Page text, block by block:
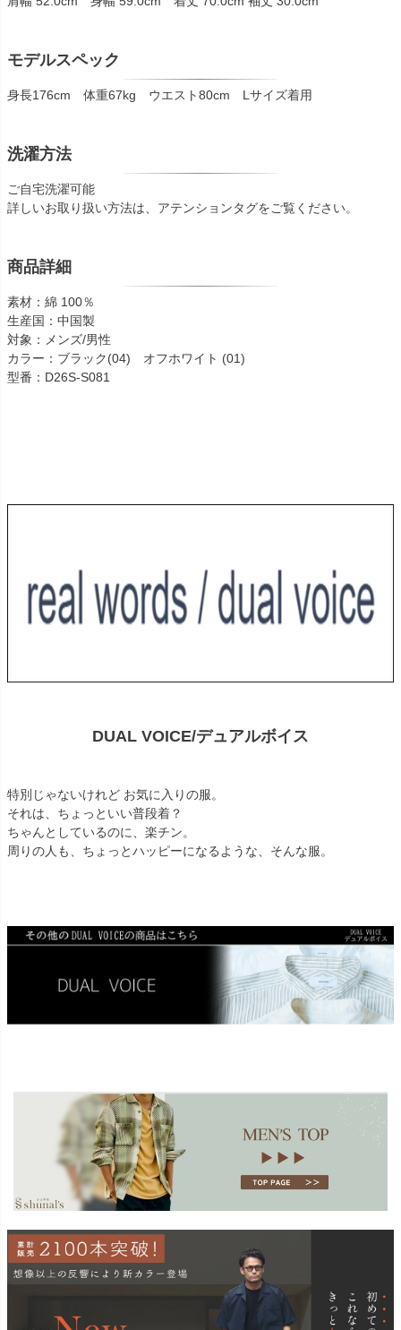
モデルスペック
身長176cm 体重67kg ウエスト80cm Lサイズ着用
洗濯方法
ご自宅洗濯可能
詳しいお取り扱い方法は、アテンションタグをご覧ください。
商品詳細
素材：綿 100％
生産国：中国製
対象：メンズ/男性
カラー：ブラック(04) オフホワイト (01)
型番：D26S-S081
DUAL VOICE/デュアルボイス
特別じゃないけれど お気に入りの服。
それは、ちょっといい普段着？
ちゃんとしているのに、楽チン。
周りの人も、ちょっとハッピーになるような、そんな服。